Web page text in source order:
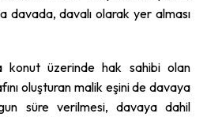
davada, davalı olarak yer alması
konut üzerinde hak sahibi olan
oluşturan malik eşini de davaya
süre verilmesi, davaya dahil